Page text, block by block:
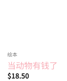
绘本
当动物有钱了
$18.50